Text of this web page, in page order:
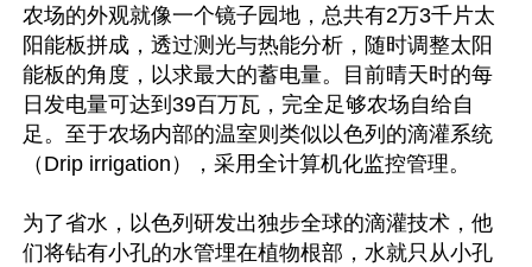
农场的外观就像一个镜子园地，总共有2万3千片太
阳能板拼成，透过测光与热能分析，随时调整太阳
能板的角度，以求最大的蓄电量。目前晴天时的每
日发电量可达到39百万瓦，完全足够农场自给自
足。至于农场内部的温室则类似以色列的滴灌系统
（Drip irrigation），采用全计算机化监控管理。
为了省水，以色列研发出独步全球的滴灌技术，他
们将钻有小孔的水管埋在植物根部，水就­只从小孔